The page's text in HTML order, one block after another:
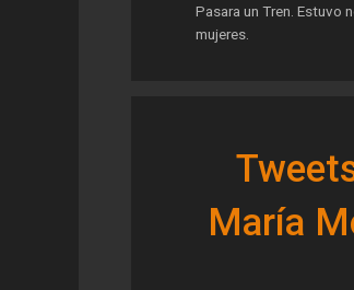
Pasara un Tren. Estuvo
mujeres.
María